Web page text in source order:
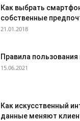
Как выбрать
собственные
21.01.2018
Правила
15.06.2021
Как искусственный
данные меняют